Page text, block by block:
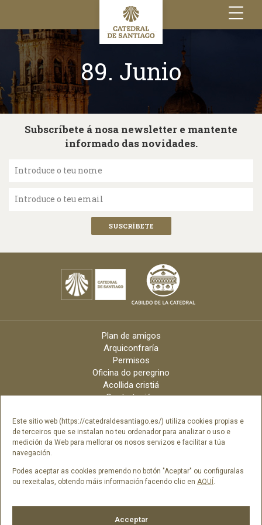
Este sitio web (https://catedraldesantiago.es/) utiliza cookies propias e
de terceiros que se instalan no teu ordenador para analizar o uso e
medición da Web para mellorar os nosos servizos e facilitar a túa
navegación.
Podes aceptar as cookies premendo no botón "Aceptar" ou configuralas
ou rexeitalas, obtendo máis información facendo clic en AQUÍ.
Acceptar
Toggle
navigation
89. Junio
Subscríbete á nosa newsletter e mantente
informado das novidades.
Introduce o teu nome
Introduce o teu email
Plan de amigos
Arquiconfraría
Permisos
Oficina do peregrino
Acollida cristiá
Contratación
Arquidiócese
Créditos
Catálogo Dixital